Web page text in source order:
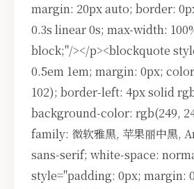
margin: 20px auto; border:
0.3s linear 0s; max-width:
block;"/></p><blockquote
0.5em 1em; margin: 0px;
102); border-left: 4px solid
background-color: rgb(249,
family: 微软雅黑, 苹果丽中黑,
sans-serif; white-space:
style="padding: 0px; margin: